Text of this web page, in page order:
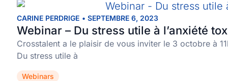
CARINE PERDRIGE • SEPTEMBRE 6, 2023
Webinar – Du stress utile à l’anxiété
Crosstalent a le plaisir de vous inviter le 3 octobre à
Du stress utile à
Webinars